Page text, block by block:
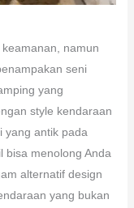
namun
seni
yang
style kendaraan
yang antik pada
bisa menolong Anda
alternatif design
yang bukan